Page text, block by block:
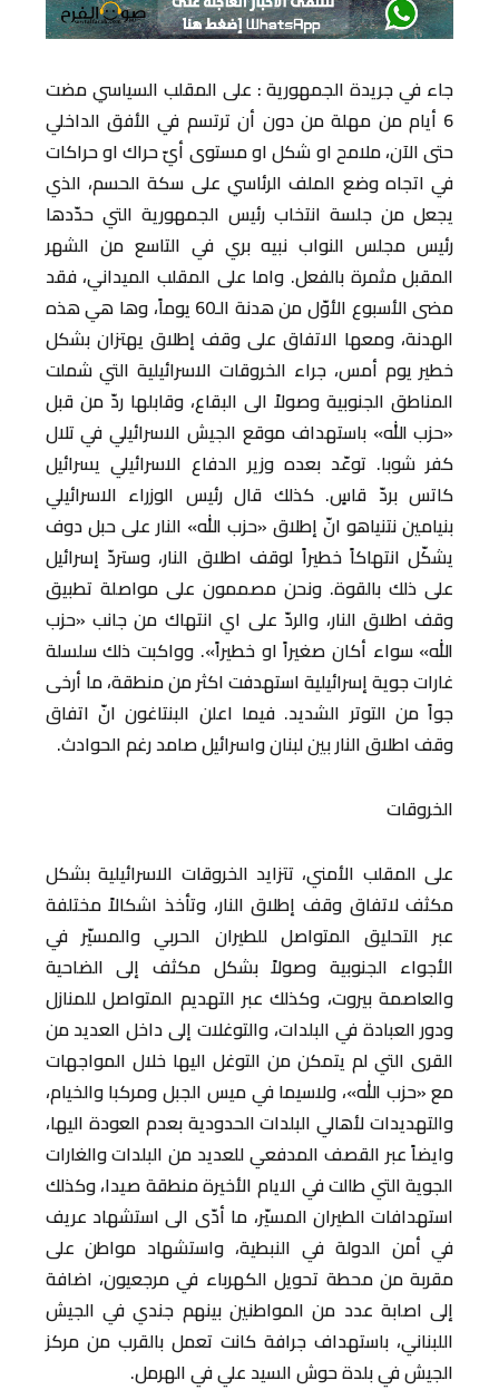
جاء في جريدة الجمهورية : على المقلب السياسي مضت
6 أيام من مهلة من دون أن ترتسم في الأفق الداخلي
حتى الآن، ملامح او شكل او مستوى أيّ حراك او حراكات
في اتجاه وضع الملف الرئاسي على سكة الحسم، الذي
يجعل من جلسة انتخاب رئيس الجمهورية التي حدّدها
رئيس مجلس النواب نبيه بري في التاسع من الشهر
المقبل مثمرة بالفعل. واما على المقلب الميداني، فقد
مضى الأسبوع الأوّل من هدنة الـ60 يوماً، وها هي هذه
الهدنة، ومعها الاتفاق على وقف إطلاق يهتزان بشكل
خطير يوم أمس، جراء الخروقات الاسرائيلية التي شملت
المناطق الجنوبية وصولاً الى البقاع، وقابلها ردّ من قبل
«حزب الله» باستهداف موقع الجيش الاسرائيلي في تلال
كفر شوبا. توعّد بعده وزير الدفاع الاسرائيلي يسرائيل
كاتس بردّ قاسٍ. كذلك قال رئيس الوزراء الاسرائيلي
بنيامين نتنياهو انّ إطلاق «حزب الله» النار على حبل دوف
يشكّل انتهاكاً خطيراً لوقف اطلاق النار، وستردّ إسرائيل
على ذلك بالقوة. ونحن مصممون على مواصلة تطبيق
وقف اطلاق النار، والردّ على اي انتهاك من جانب «حزب
الله» سواء أكان صغيراً او خطيراً». وواكبت ذلك سلسلة
غارات جوية إسرائيلية استهدفت اكثر من منطقة، ما أرخى
جواً من التوتر الشديد. فيما اعلن البنتاغون انّ اتفاق
وقف اطلاق النار بين لبنان واسرائيل صامد رغم الحوادث.
الخروقات
على المقلب الأمني، تتزايد الخروقات الاسرائيلية بشكل
مكثف لاتفاق وقف إطلاق النار، وتأخذ اشكالاً مختلفة
عبر التحليق المتواصل للطيران الحربي والمسيّر في
الأجواء الجنوبية وصولاً بشكل مكثف إلى الضاحية
والعاصمة بيروت، وكذلك عبر التهديم المتواصل للمنازل
ودور العبادة في البلدات، والتوغلات إلى داخل العديد من
القرى التي لم يتمكن من التوغل اليها خلال المواجهات
مع «حزب الله»، ولاسيما في ميس الجبل ومركبا والخيام،
والتهديدات لأهالي البلدات الحدودية بعدم العودة اليها،
وايضاً عبر القصف المدفعي للعديد من البلدات والغارات
الجوية التي طالت في الايام الأخيرة منطقة صيدا، وكذلك
استهدافات الطيران المسيّر، ما أدّى الى استشهاد عريف
في أمن الدولة في النبطية، واستشهاد مواطن على
مقربة من محطة تحويل الكهرباء في مرجعيون، اضافة
إلى اصابة عدد من المواطنين بينهم جندي في الجيش
اللبناني، باستهداف جرافة كانت تعمل بالقرب من مركز
الجيش في بلدة حوش السيد علي في الهرمل.